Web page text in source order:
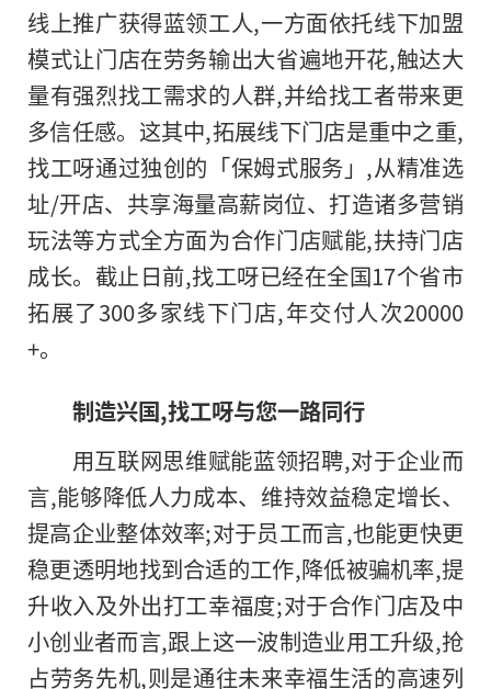
线上推广获得蓝领工人,一方面依托线下加盟
模式让门店在劳务输出大省遍地开花,触达大
量有强烈找工需求的人群,并给找工者带来更
多信任感。这其中,拓展线下门店是重中之重,
找工呀通过独创的「保姆式服务」,从精准选
址/开店、共享海量高薪岗位、打造诸多营销
玩法等方式全方面为合作门店赋能,扶持门店
成长。截止日前,找工呀已经在全国17个省市
拓展了300多家线下门店,年交付人次20000
+。
制造兴国,找工呀与您一路同行
用互联网思维赋能蓝领招聘,对于企业而
言,能够降低人力成本、维持效益稳定增长、
提高企业整体效率;对于员工而言,也能更快更
稳更透明地找到合适的工作,降低被骗机率,提
升收入及外出打工幸福度;对于合作门店及中
小创业者而言,跟上这一波制造业用工升级,抢
占劳务先机,则是通往未来幸福生活的高速列